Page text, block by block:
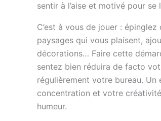
sentir à l’aise et motivé pour
C’est à vous de jouer :
paysages qui vous plaisent,
décorations… Faire cette
sentez bien réduira de facto
régulièrement votre bureau.
concentration et votre
humeur.